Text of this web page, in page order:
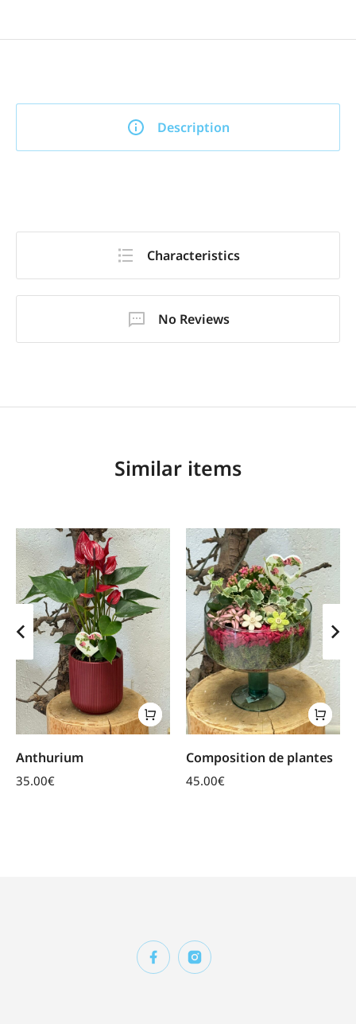
Description
Characteristics
No Reviews
Similar items
Anthurium
35.00€
Composition de plantes
45.00€